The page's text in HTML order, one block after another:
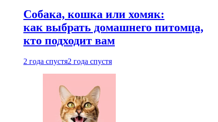
Собака, кошка или хомяк:
как выбрать домашнего питомца,
кто подходит вам
2 года спустя2 года спустя